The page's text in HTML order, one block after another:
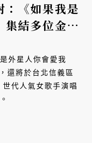
：《如果我是
集結多位金曲
外星人你會愛我
還將於台北信義區
代人氣女歌手演唱